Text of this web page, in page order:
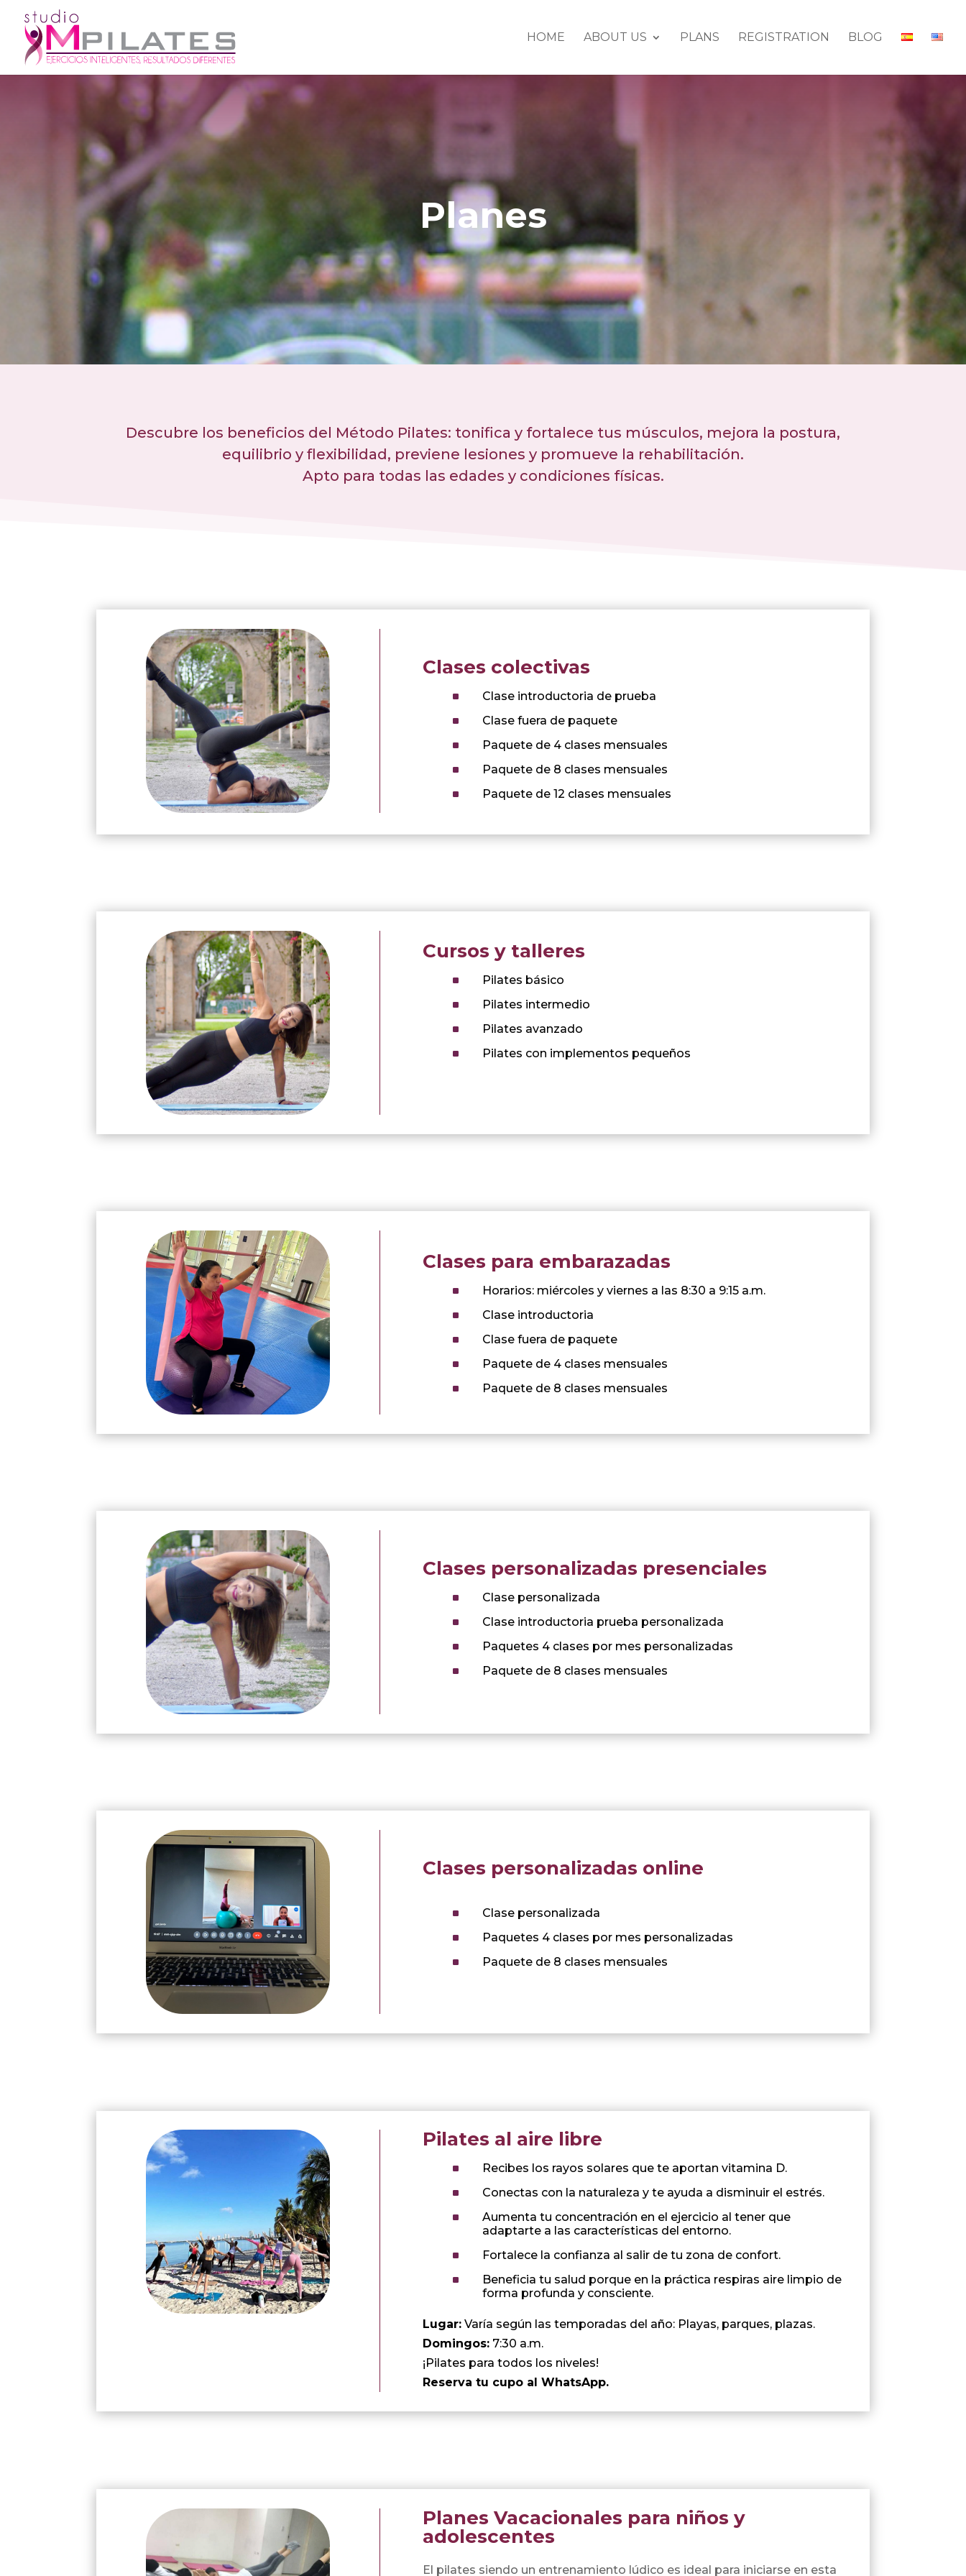
HOME ABOUT US PLANS REGISTRATION BLOG
Planes
Descubre los beneficios del Método Pilates: tonifica y fortalece tus músculos, mejora la postura,
equilibrio y flexibilidad, previene lesiones y promueve la rehabilitación.
Apto para todas las edades y condiciones físicas.
Clases colectivas
^ Clase introductoria de prueba
^ Clase fuera de paquete
^ Paquete de 4 clases mensuales
^ Paquete de 8 clases mensuales
^ Paquete de 12 clases mensuales
Cursos y talleres
^ Pilates básico
^ Pilates intermedio
^ Pilates avanzado
^ Pilates con implementos pequeños
Clases para embarazadas
^ Horarios: miércoles y viernes a las 8:30 a 9:15 a.m.
^ Clase introductoria
^ Clase fuera de paquete
^ Paquete de 4 clases mensuales
^ Paquete de 8 clases mensuales
Clases personalizadas presenciales
^ Clase personalizada
^ Clase introductoria prueba personalizada
^ Paquetes 4 clases por mes personalizadas
^ Paquete de 8 clases mensuales
Clases personalizadas online
^ Clase personalizada
^ Paquetes 4 clases por mes personalizadas
^ Paquete de 8 clases mensuales
Pilates al aire libre
^ Recibes los rayos solares que te aportan vitamina D.
^ Conectas con la naturaleza y te ayuda a disminuir el estrés.
^
Aumenta tu concentración en el ejercicio al tener que
adaptarte a las características del entorno.
^ Fortalece la confianza al salir de tu zona de confort.
^
Beneficia tu salud porque en la práctica respiras aire limpio de
forma profunda y consciente.
Lugar: Varía según las temporadas del año: Playas, parques, plazas.
Domingos: 7:30 a.m.
¡Pilates para todos los niveles!
Reserva tu cupo al WhatsApp.
Planes Vacacionales para niños y
adolescentes
El pilates siendo un entrenamiento lúdico es ideal para iniciarse en esta